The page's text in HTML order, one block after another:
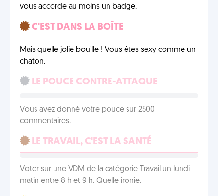
vous accorde au moins un badge.
C'EST DANS LA BOÎTE
Mais quelle jolie bouille ! Vous êtes sexy comme un
chaton.
LE POUCE CONTRE-ATTAQUE
Vous avez donné votre pouce sur 2500
commentaires.
LE TRAVAIL, C'EST LA SANTÉ
Voter sur une VDM de la catégorie Travail un lundi
matin entre 8 h et 9 h. Quelle ironie.